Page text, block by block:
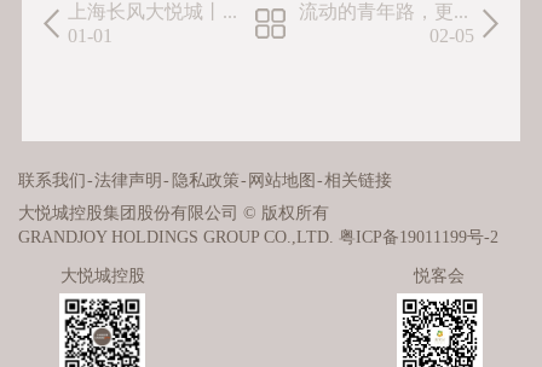
上海长风大悦城丨半马苏河，快乐加“马” 普陀区...
01-01
流动的青年路，更新的大悦城
02-05
联系我们-法律声明 - 隐私政策- 网站地图 -相关链接
大悦城控股集团股份有限公司 © 版权所有
GRANDJOY HOLDINGS GROUP CO.,LTD. 粤ICP备19011199号-2
大悦城控股
悦客会